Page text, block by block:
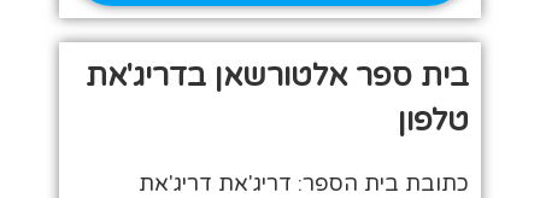
בית ספר אלטורשאן בדריג'את
טלפון
כתובת בית הספר: דריג'את דריג'את